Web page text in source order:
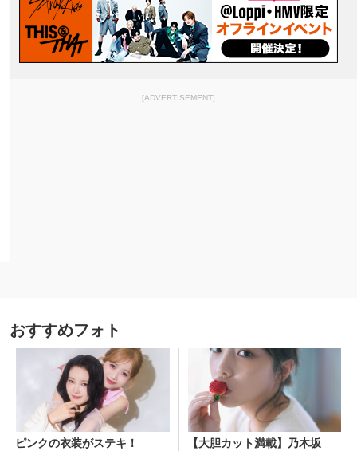
[ADVERTISEMENT]
おすすめフォト
ピンクの衣装がステキ！
【大胆カット満載】乃木坂